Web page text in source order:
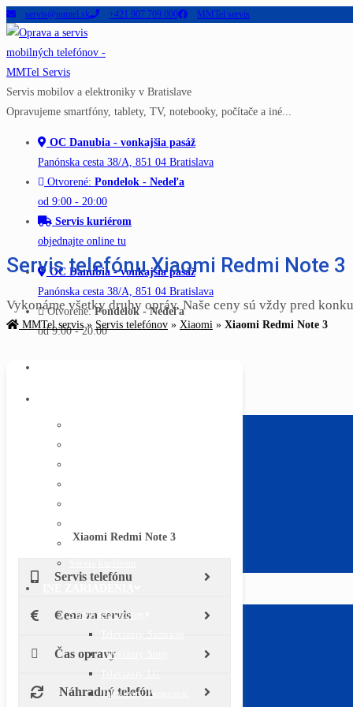
Skip
to
content
servis@mmtel.sk +421 907 709 000 MMTel servis
Servis mobilov a elektroniky v Bratislave
Opravujeme smartfóny, tablety, TV, notebooky, počítače a iné...
OC Danubia - vonkajšia pasáž
Panónska cesta 38/A, 851 04 Bratislava
Otvorené: Pondelok - Nedeľa
od 9:00 - 20:00
Servis kuriérom
objednajte online tu
OC Danubia - vonkajšia pasáž
Panónska cesta 38/A, 851 04 Bratislava
Otvorené:Pondelok - Nedeľa
od 9:00 - 20:00
Všetky značky
Servis televízorov
Televízory Sony
Televízory Panasonic
Servis telefónu Xiaomi Redmi Note 3
Vykonáme všetky druhy opráv. Naše ceny sú vždy pred
MMTel servis» Servis telefónov » Xiaomi » Xiaomi Redmi Note 3
Xiaomi Redmi Note 3
Servis telefónu
Cena za servis
Čas opravy
Náhradný telefón